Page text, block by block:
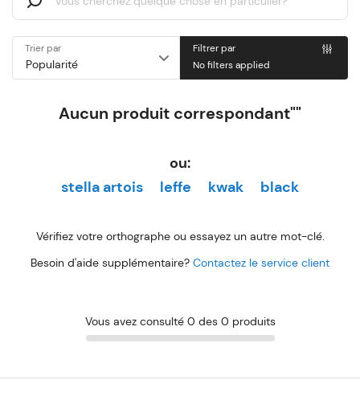
Trier par
Filtrer par
No filters applied
Aucun produit correspondant""
ou:
stella artois
leffe kwak black
Vérifiez votre orthographe ou essayez un autre mot-clé.
Besoin d'aide supplémentaire? Contactez le service client
Vous avez consulté 0 des 0 produits